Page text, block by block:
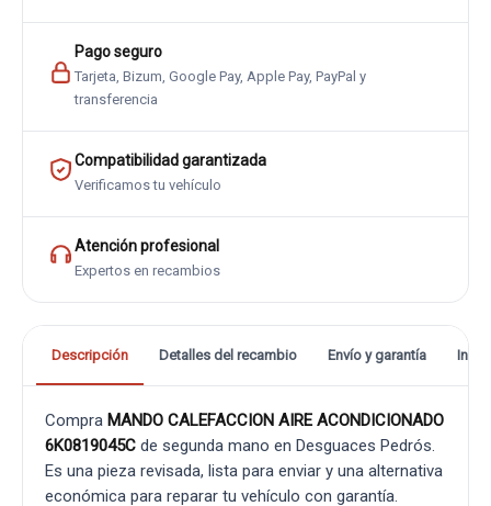
Pago seguro
Tarjeta, Bizum, Google Pay, Apple Pay, PayPal y
transferencia
Compatibilidad garantizada
Verificamos tu vehículo
Atención profesional
Expertos en recambios
Descripción Detalles del recambio Envío y garantía
Compra MANDO CALEFACCION AIRE ACONDICIONADO
6K0819045C de segunda mano en Desguaces Pedrós.
Es una pieza revisada, lista para enviar y una alternativa
económica para reparar tu vehículo con garantía.